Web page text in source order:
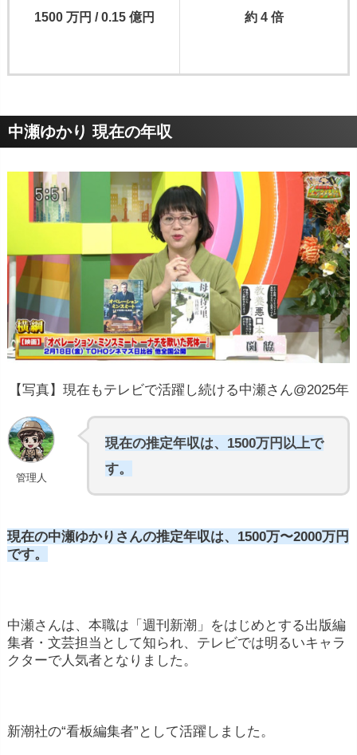
1500 万円 / 0.15 億円 約 4 倍
中瀬ゆかり 現在の年収
【写真】現在もテレビで活躍し続ける中瀬さん@2025年
管理人
現在の推定年収は、1500万円以上で
す。
現在の中瀬ゆかりさんの推定年収は、1500万〜2000万円
です。
中瀬さんは、本職は「週刊新潮」をはじめとする出版編
集者・文芸担当として知られ、テレビでは明るいキャラ
クターで人気者となりました。
新潮社の“看板編集者”として活躍しました。